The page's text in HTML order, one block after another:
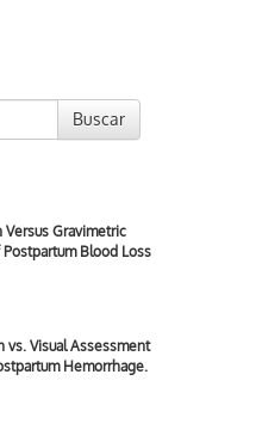
Buscar
Versus Gravimetric
Blood Loss
vs. Visual Assessment
Hemorrhage.